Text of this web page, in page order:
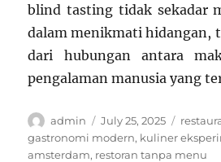
blind tasting tidak sekadar
dalam menikmati hidangan,
dari hubungan antara
pengalaman manusia yang
Author
admin
Posted
on
July 25, 2025
gastronomi modern, kuliner
amsterdam, restoran tanpa menu